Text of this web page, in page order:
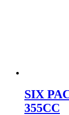
SIX
355CC